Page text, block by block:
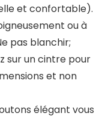
et confortable).
ou à
pas blanchir;
sur un cintre pour
et non
élégant vous